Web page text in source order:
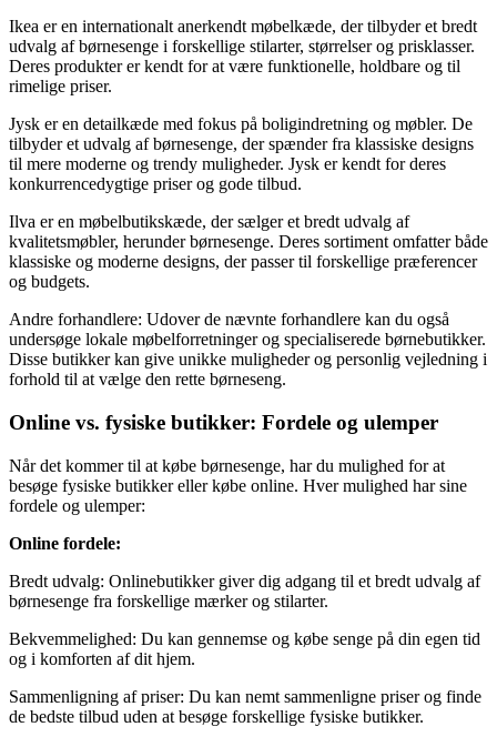
Ikea er en internationalt anerkendt møbelkæde, der tilbyder et bredt
udvalg af børnesenge i forskellige stilarter, størrelser og prisklasser.
Deres produkter er kendt for at være funktionelle, holdbare og til
rimelige priser.
Jysk er en detailkæde med fokus på boligindretning og møbler. De
tilbyder et udvalg af børnesenge, der spænder fra klassiske designs
til mere moderne og trendy muligheder. Jysk er kendt for deres
konkurrencedygtige priser og gode tilbud.
Ilva er en møbelbutikskæde, der sælger et bredt udvalg af
kvalitetsmøbler, herunder børnesenge. Deres sortiment omfatter både
klassiske og moderne designs, der passer til forskellige præferencer
og budgets.
Andre forhandlere: Udover de nævnte forhandlere kan du også
undersøge lokale møbelforretninger og specialiserede børnebutikker.
Disse butikker kan give unikke muligheder og personlig vejledning i
forhold til at vælge den rette børneseng.
Online vs. fysiske butikker: Fordele og ulemper
Når det kommer til at købe børnesenge, har du mulighed for at
besøge fysiske butikker eller købe online. Hver mulighed har sine
fordele og ulemper:
Online fordele:
Bredt udvalg: Onlinebutikker giver dig adgang til et bredt udvalg af
børnesenge fra forskellige mærker og stilarter.
Bekvemmelighed: Du kan gennemse og købe senge på din egen tid
og i komforten af dit hjem.
Sammenligning af priser: Du kan nemt sammenligne priser og finde
de bedste tilbud uden at besøge forskellige fysiske butikker.